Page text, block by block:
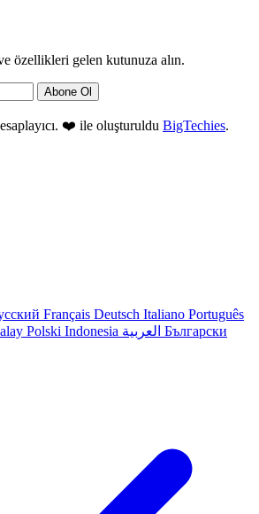
özellikleri gelen kutunuza alın.
Abone Ol
❤️ ile oluşturuldu BigTechies.
Français Deutsch Italiano Português
Polski Indonesia العربية Български